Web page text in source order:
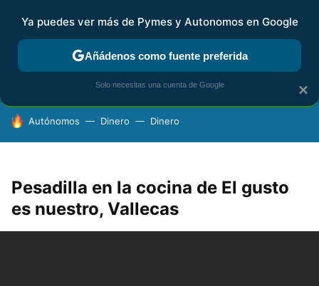
FISCALIDAD Y CONTABILIDAD KIT DIGITAL RENTA
HOY SE HABLA DE
Autónomos Dinero Dinero
Pesadilla en la cocina de El gusto
es nuestro, Vallecas
×
Ya puedes ver más de Pymes y Autonomos en Google
Añádenos como fuente preferida
Solo necesitas una cuenta de Google